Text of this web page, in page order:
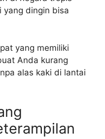
yang dingin bisa
yang memiliki
Anda kurang
alas kaki di lantai